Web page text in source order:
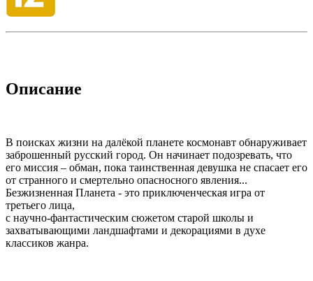
Описание
В поисках жизни на далёкой планете космонавт обнаруживает
заброшенный русский город. Он начинает подозревать, что
его миссия – обман, пока таинственная девушка не спасает его
от странного и смертельно опасносного явления...
Безжизненная Планета - это приключенческая игра от
третьего лица,
с научно-фантастическим сюжетом старой школы и
захватывающими ландшафтами и декорациями в духе
классиков жанра.